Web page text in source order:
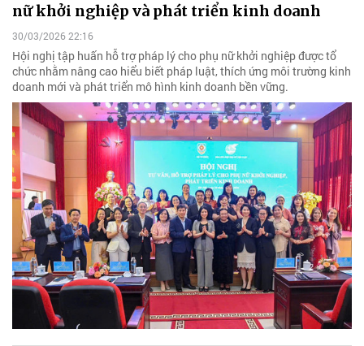
nữ khởi nghiệp và phát triển kinh doanh
30/03/2026 22:16
Hội nghị tập huấn hỗ trợ pháp lý cho phụ nữ khởi nghiệp được tổ
chức nhằm nâng cao hiểu biết pháp luật, thích ứng môi trường kinh
doanh mới và phát triển mô hình kinh doanh bền vững.